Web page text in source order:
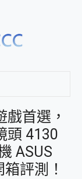
首選，
頭 4130
ASUS
評測！